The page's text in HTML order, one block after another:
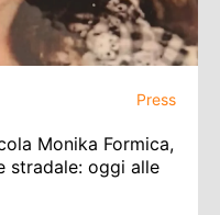
Press
Monika Formica,
stradale: oggi alle